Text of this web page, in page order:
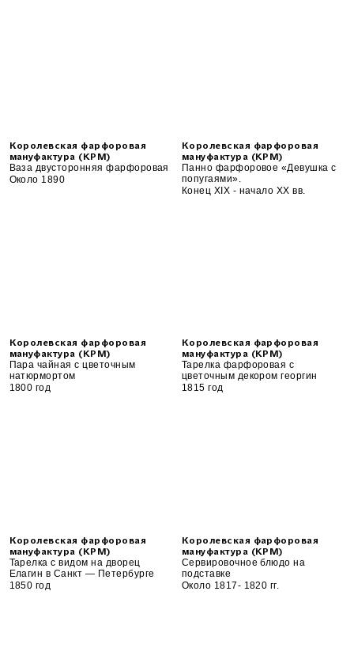
Королевская фарфоровая
мануфактура (KPM)
Ваза двусторонняя фарфоровая
Около 1890
Королевская фарфоровая
мануфактура (KPM)
Панно фарфоровое «Девушка с
попугаями».
Конец XIX - начало XX вв.
Королевская фарфоровая
мануфактура (KPM)
Пара чайная с цветочным
натюрмортом
1800 год
Королевская фарфоровая
мануфактура (KPM)
Тарелка фарфоровая с
цветочным декором георгин
1815 год
Королевская фарфоровая
мануфактура (KPM)
Тарелка с видом на дворец
Елагин в Санкт — Петербурге
1850 год
Королевская фарфоровая
мануфактура (KPM)
Сервировочное блюдо на
подставке
Около 1817- 1820 гг.